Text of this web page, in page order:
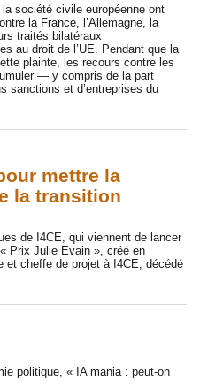
société civile européenne ont
la France, l’Allemagne, la
traités bilatéraux
au droit de l’UE. Pendant que la
plainte, les recours contre les
— y compris de la part
sanctions et d’entreprises du
mettre la
la transition
de I4CE, qui viennent de lancer
Prix Julie Evain », créé en
et cheffe de projet à I4CE, décédé
politique, « IA mania : peut-on